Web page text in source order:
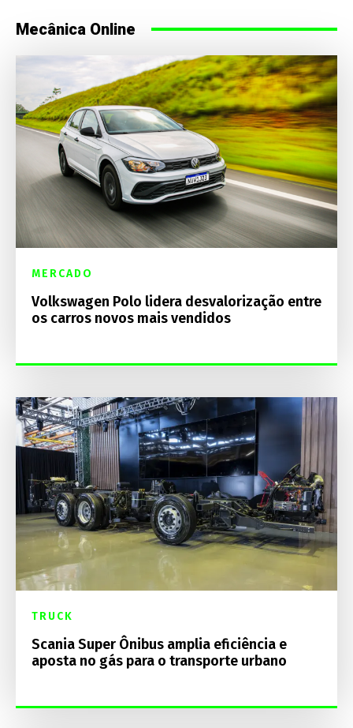
Mecânica Online
MERCADO
Volkswagen Polo lidera desvalorização entre
os carros novos mais vendidos
TRUCK
Scania Super Ônibus amplia eficiência e
aposta no gás para o transporte urbano